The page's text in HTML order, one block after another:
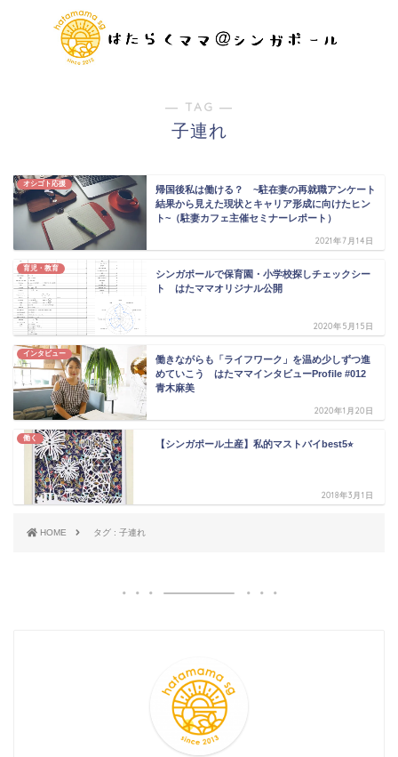
― TAG ―
子連れ
オシゴト応援
帰国後私は働ける？ ~駐在妻の再就職アンケート
結果から見えた現状とキャリア形成に向けたヒン
ト~（駐妻カフェ主催セミナーレポート）
2021年7月14日
育児・教育
シンガポールで保育園・小学校探しチェックシー
ト はたママオリジナル公開
2020年5月15日
インタビュー
働きながらも「ライフワーク」を温め少しずつ進
めていこう はたママインタビューProfile #012
青木麻美
2020年1月20日
働く
【シンガポール土産】私的マストバイbest5⭐︎
2018年3月1日
HOME タグ : 子連れ